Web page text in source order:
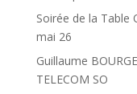
Soirée de la Table
mai 26
Guillaume
TELECOM SO